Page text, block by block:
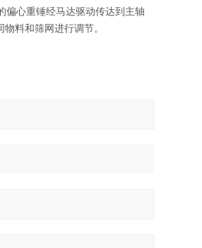
偏心重锤经马达驱动传达到主轴
料和筛网进行调节。